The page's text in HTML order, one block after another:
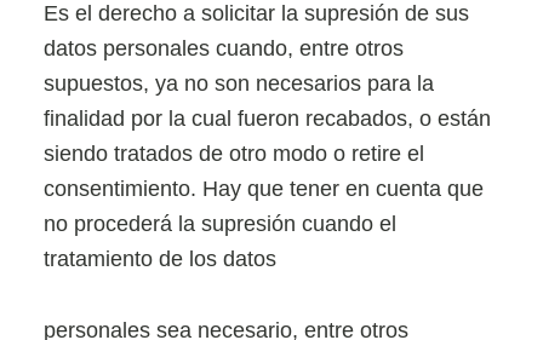
Es el derecho a solicitar la supresión de sus
datos personales cuando, entre otros
supuestos, ya no son necesarios para la
finalidad por la cual fueron recabados, o están
siendo tratados de otro modo o retire el
consentimiento. Hay que tener en cuenta que
no procederá la supresión cuando el
tratamiento de los datos
personales sea necesario, entre otros